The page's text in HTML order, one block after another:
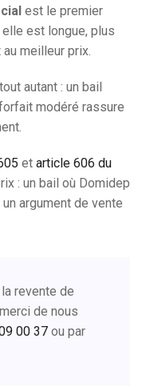
est le premier
est longue, plus
meilleur prix.
autant : un bail
modéré rassure
et article 606 du
: un bail où Domidep
argument de vente
revente de
de nous
00 37 ou par